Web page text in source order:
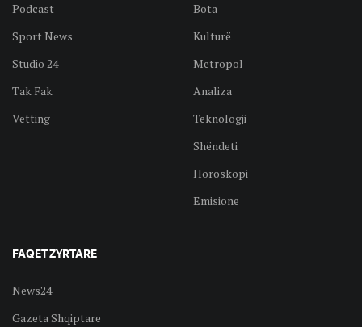
Podcast
Sport News
Studio 24
Tak Fak
Vetting
Bota
Kulturë
Metropol
Analiza
Teknologji
Shëndeti
Horoskopi
Emisione
FAQET ZYRTARE
News24
Gazeta Shqiptare